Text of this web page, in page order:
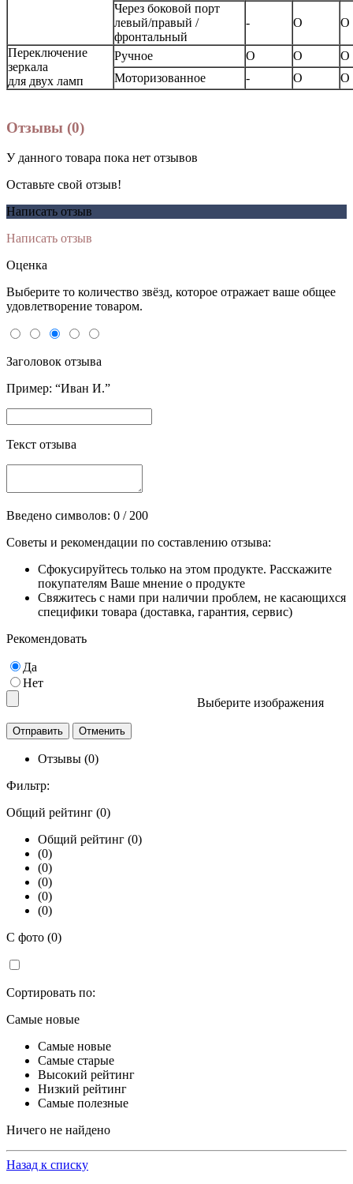
Через боковой порт
левый/правый /
фронтальный
- O O
Переключение
зеркала
для двух ламп
Ручное O O
O
Моторизованное
- O O
Отзывы (0)
У данного товара пока нет отзывов
Оставьте свой отзыв!
Написать отзыв
Написать отзыв
Оценка
Выберите то количество звёзд, которое отражает ваше общее
удовлетворение товаром.
Заголовок отзыва
Пример: “Иван И.”
Текст отзыва
Введено символов: 0 / 200
Советы и рекомендации по составлению отзыва:
Сфокусируйтесь только на этом продукте. Расскажите
покупателям Ваше мнение о продукте
Свяжитесь с нами при наличии проблем, не касающихся
специфики товара (доставка, гарантия, сервис)
Рекомендовать
Да
Нет
Выберите изображения
Отзывы (0)
Фильтр:
Общий рейтинг (0)
Общий рейтинг (0)
(0)
(0)
(0)
(0)
(0)
С фото (0)
Сортировать по:
Самые новые
Самые новые
Самые старые
Высокий рейтинг
Низкий рейтинг
Самые полезные
Ничего не найдено
Назад к списку